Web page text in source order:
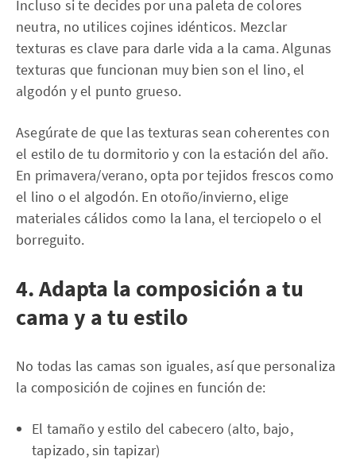
Incluso si te decides por una paleta de colores
neutra, no utilices cojines idénticos. Mezclar
texturas es clave para darle vida a la cama. Algunas
texturas que funcionan muy bien son el lino, el
algodón y el punto grueso.
Asegúrate de que las texturas sean coherentes con
el estilo de tu dormitorio y con la estación del año.
En primavera/verano, opta por tejidos frescos como
el lino o el algodón. En otoño/invierno, elige
materiales cálidos como la lana, el terciopelo o el
borreguito.
4. Adapta la composición a tu
cama y a tu estilo
No todas las camas son iguales, así que personaliza
la composición de cojines en función de:
El tamaño y estilo del cabecero (alto, bajo,
tapizado, sin tapizar)